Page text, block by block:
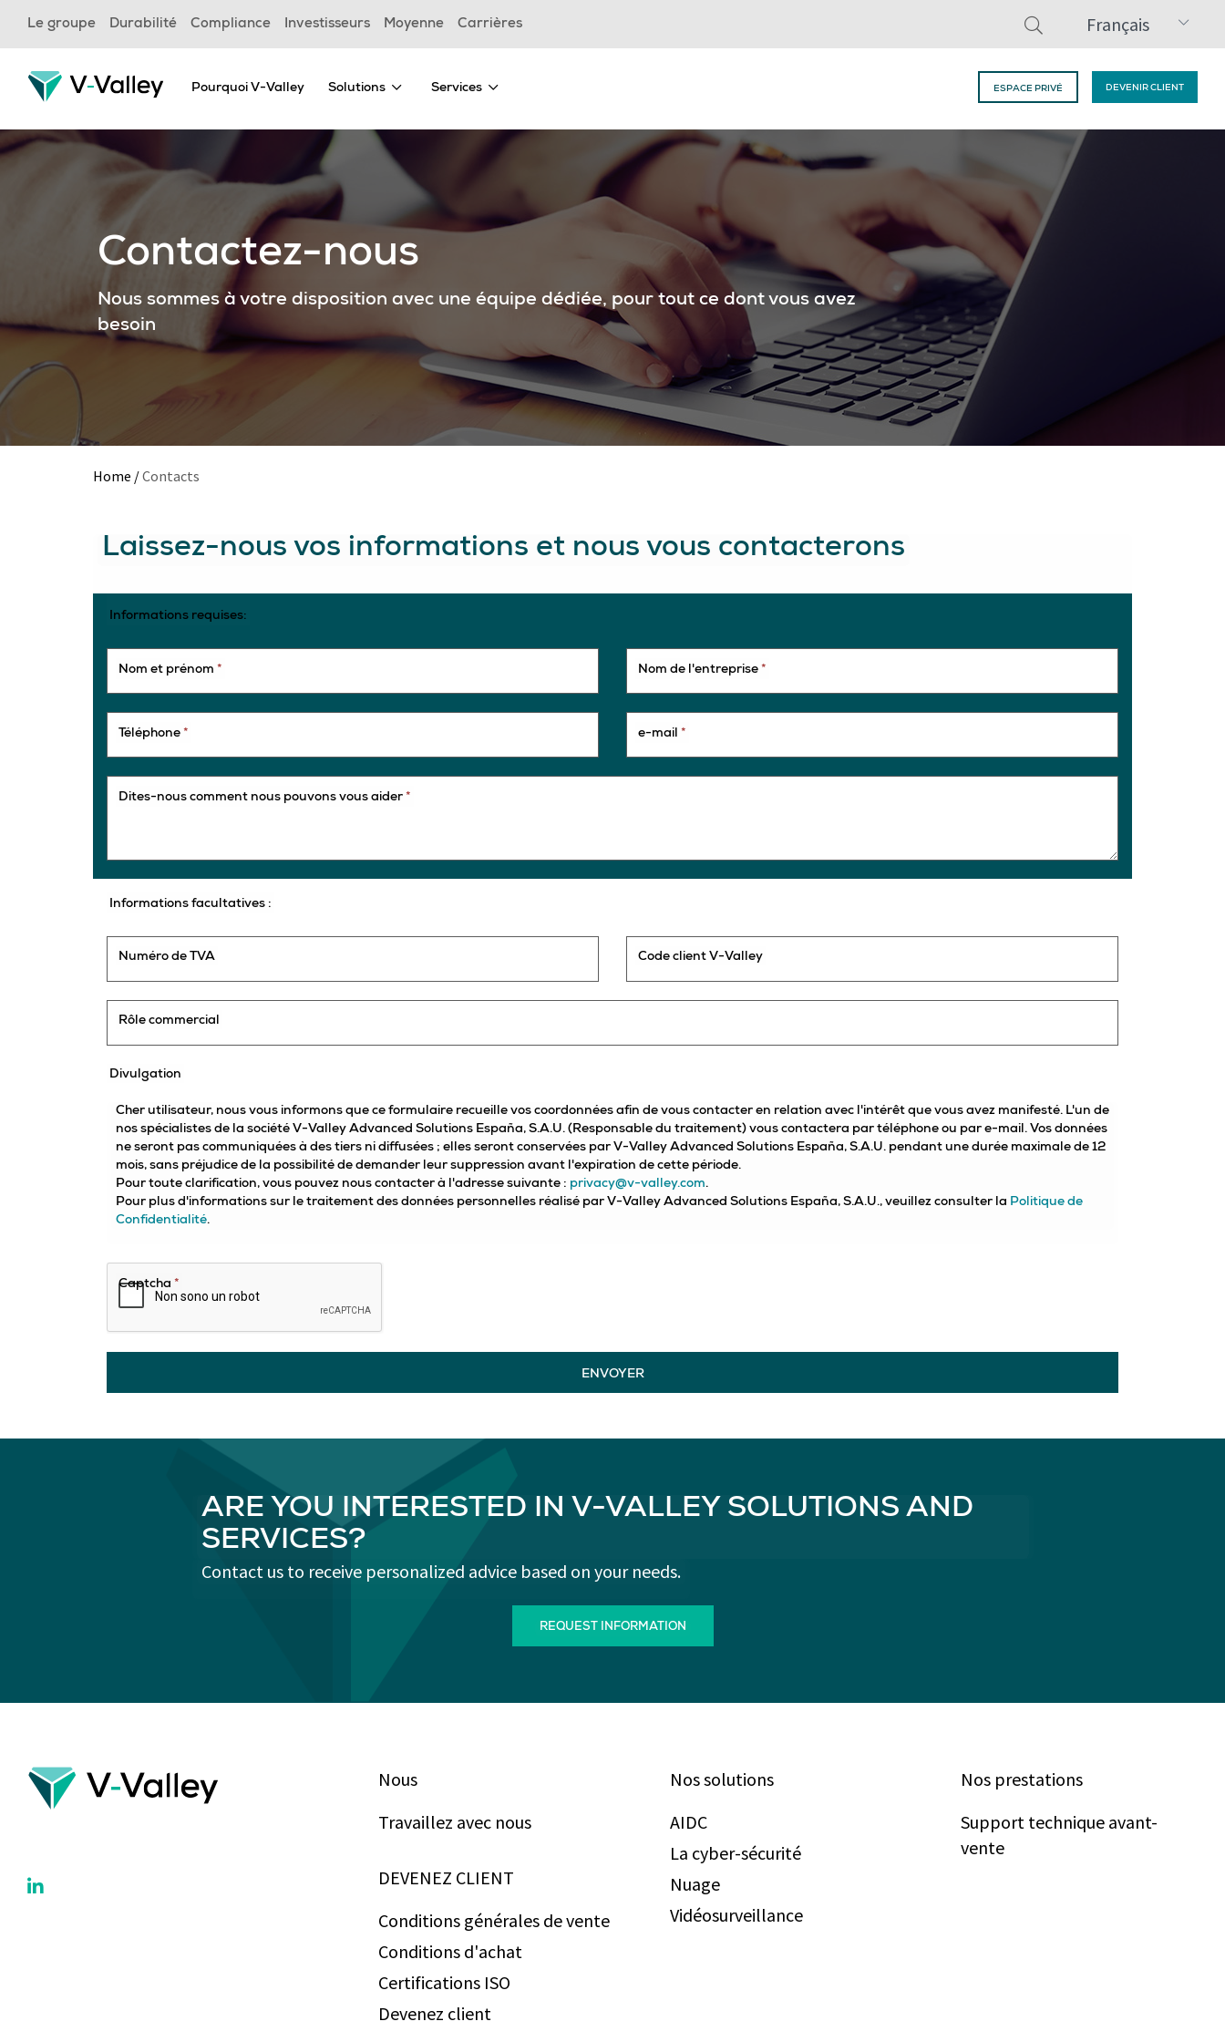
Skip
content
Le groupe Durabilité Compliance Investisseurs Moyenne Carrières Français
Pourquoi V-Valley Solutions Services ESPACE PRIVÉ DEVENIR CLIENT
Contactez-nous
Nous sommes à votre disposition avec une équipe dédiée, pour tout ce dont vous avez
besoin
Home /Contacts
Laissez-nous vos informations et nous vous contacterons
Informations requises:
Nom et prénom * Nom de l'entreprise *
Téléphone * e-mail *
Dites-nous comment nous pouvons vous aider *
Informations facultatives :
Numéro de TVA Code client V-Valley
Rôle commercial
Divulgation
Cher utilisateur, nous vous informons que ce formulaire recueille vos coordonnées afin de vous contacter en relation avec l'intérêt que vous avez manifesté. L'un de
nos spécialistes de la société V-Valley Advanced Solutions España, S.A.U. (Responsable du traitement) vous contactera par téléphone ou par e-mail. Vos données
ne seront pas communiquées à des tiers ni diffusées ; elles seront conservées par V-Valley Advanced Solutions España, S.A.U. pendant une durée maximale de 12
mois, sans préjudice de la possibilité de demander leur suppression avant l'expiration de cette période.
Pour toute clarification, vous pouvez nous contacter à l'adresse suivante : privacy@v-valley.com.
Pour plus d'informations sur le traitement des données personnelles réalisé par V-Valley Advanced Solutions España, S.A.U., veuillez consulter la Politique de
Confidentialité.
Captcha *
ENVOYER
ARE YOU INTERESTED IN V-VALLEY SOLUTIONS AND
SERVICES?
Contact us to receive personalized advice based on your needs.
REQUEST INFORMATION
Nous
Travaillez avec nous
DEVENEZ CLIENT
Conditions générales de vente
Conditions d'achat
Certifications ISO
Devenez client
Nos solutions
AIDC
La cyber-sécurité
Nuage
Vidéosurveillance
Nos prestations
Support technique avant-
vente